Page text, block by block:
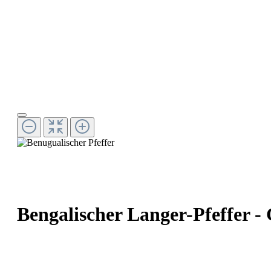
Bengalischer Langer-Pfeffer -